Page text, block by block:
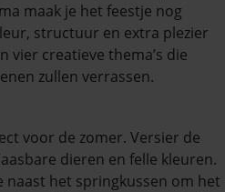
maak je het feestje nog
structuur en extra plezier
vier creatieve thema’s die
zullen verrassen.
voor de zomer. Versier de
dieren en felle kleuren.
naast het springkussen om het